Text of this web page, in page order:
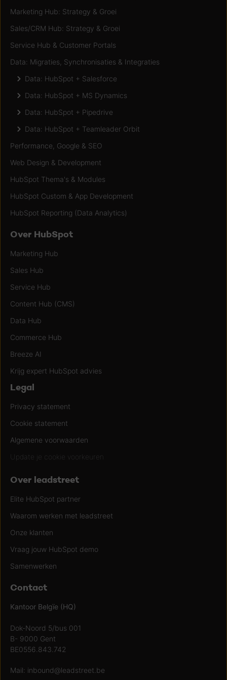
Marketing Hub: Strategy & Groei
Sales/CRM Hub: Strategy & Groei
Service Hub & Customer Portals
Data: Migraties, Synchronisaties & Integraties
Data: HubSpot + Salesforce
Data: HubSpot + MS Dynamics
Data: HubSpot + Pipedrive
Data: HubSpot + Teamleader Orbit
Performance, Google & SEO
Web Design & Development
HubSpot Thema's & Modules
HubSpot Custom & App Development
HubSpot Reporting (Data Analytics)
Over HubSpot
Marketing Hub
Sales Hub
Service Hub
Content Hub (CMS)
Data Hub
Commerce Hub
Breeze AI
Krijg expert HubSpot advies
Legal
Privacy statement
Cookie statement
Algemene voorwaarden
Update je cookie voorkeuren
Over leadstreet
Elite HubSpot partner
Waarom werken met leadstreet
Onze klanten
Vraag jouw HubSpot demo
Samenwerken
Contact
Kantoor Belgïe (HQ)
Dok-Noord 5/bus 001
B- 9000 Gent
BE0556.843.742
Mail: inbound@leadstreet.be